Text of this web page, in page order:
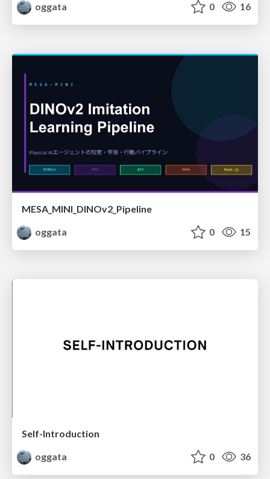
oggata
0 16
MESA_MINI_DINOv2_Pipeline
oggata
0 15
Self-Introduction
oggata
0 36